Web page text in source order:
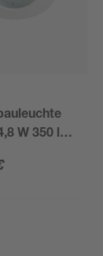
W 350 lm
Ø 7,5 cm